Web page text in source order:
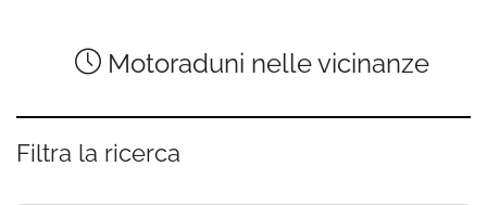
Motoraduni nelle vicinanze
Filtra la ricerca